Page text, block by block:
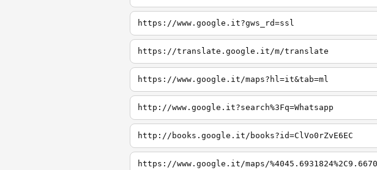
https://www.google.it?gws_rd=ssl
https://translate.google.it/m/translate
https://www.google.it/maps?hl=it&tab=ml
http://www.google.it?search%3Fq=Whatsapp
http://books.google.it/books?id=ClVo0rZvE6EC
https://www.google.it/maps/